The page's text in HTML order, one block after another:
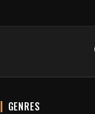
GENRES